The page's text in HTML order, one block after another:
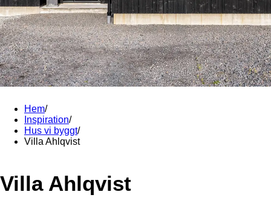
Hem/
Inspiration/
Hus vi byggt/
Villa Ahlqvist
Villa Ahlqvist